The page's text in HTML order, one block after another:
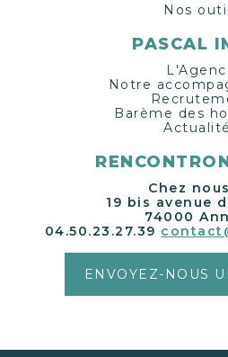
Nos
PASCAL
Notre
Barème des
Chez
19 bis avenue
74000
04.50.23.27.39
ENVOYEZ-NOUS